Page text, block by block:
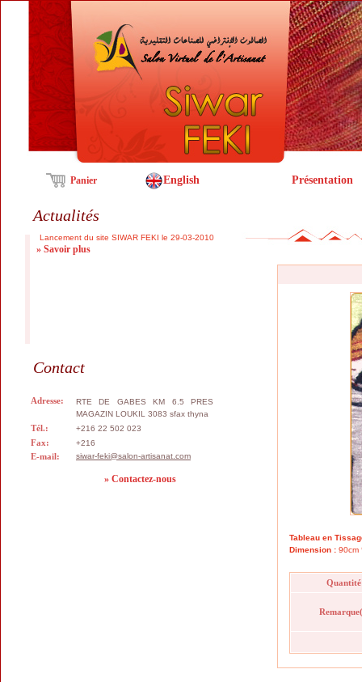
Panier English Présentation
Actualités
Contact
Adresse:
RTE DE GABES KM 6.5 PRES
MAGAZIN LOUKIL 3083 sfax thyna
Tél.: +216 22 502 023
Fax: +216
E-mail: siwar-feki@salon-artisanat.com
» Contactez-nous
Tableau en
Dimension : 90cm
Quantité